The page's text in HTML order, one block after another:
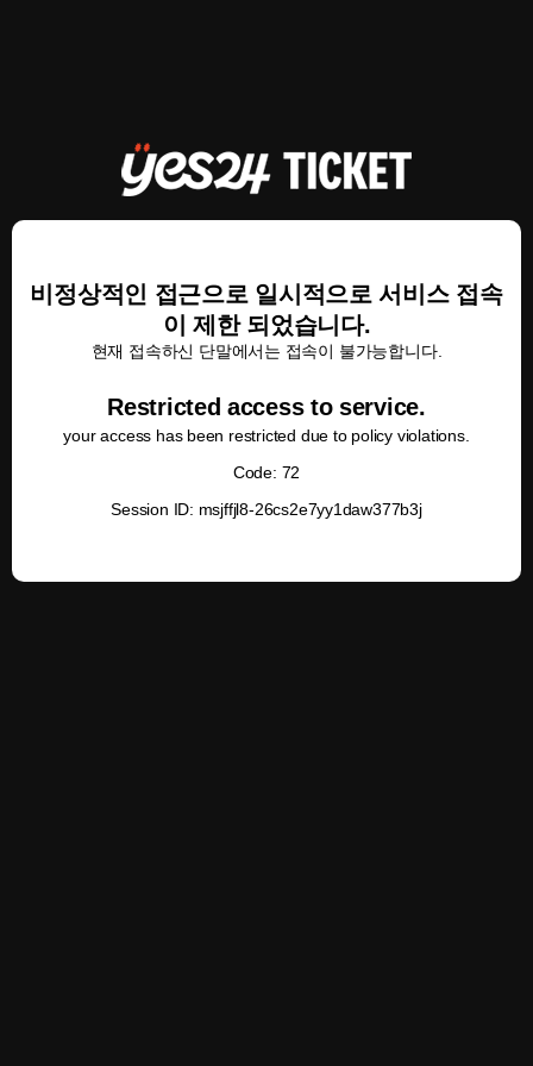
비정상적인 접근으로 일시적으로 서비스 접속
이 제한 되었습니다.
현재 접속하신 단말에서는 접속이 불가능합니다.
Restricted access to service.
your access has been restricted due to policy violations.
Code: 72
Session ID: msjffjl8-26cs2e7yy1daw377b3j